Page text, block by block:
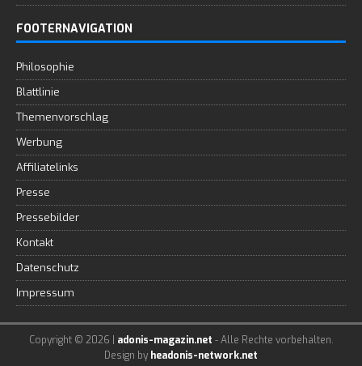
FOOTERNAVIGATION
Philosophie
Blattlinie
Themenvorschlag
Werbung
Affiliatelinks
Presse
Pressebilder
Kontakt
Datenschutz
Impressum
Copyright © 2026 | adonis-magazin.net - Alle Rechte vorbehalten.
Design by headonis-network.net